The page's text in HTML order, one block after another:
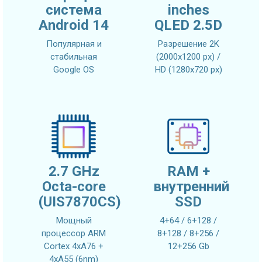
система
Android 14
Популярная и
стабильная
Google OS
inches
QLED 2.5D
Разрешение 2K
(2000x1200 px) /
HD (1280x720 px)
2.7 GHz
Octa-core
(UIS7870CS)
Мощный
процессор ARM
Cortex 4xA76 +
4xA55 (6nm)
RAM +
внутренний
SSD
4+64 / 6+128 /
8+128 / 8+256 /
12+256 Gb